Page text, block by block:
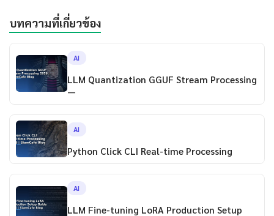
บทความที่เกี่ยวข้อง
AI
LLM Quantization GGUF Stream Processing
—
AI
Python Click CLI Real-time Processing
AI
LLM Fine-tuning LoRA Production Setup